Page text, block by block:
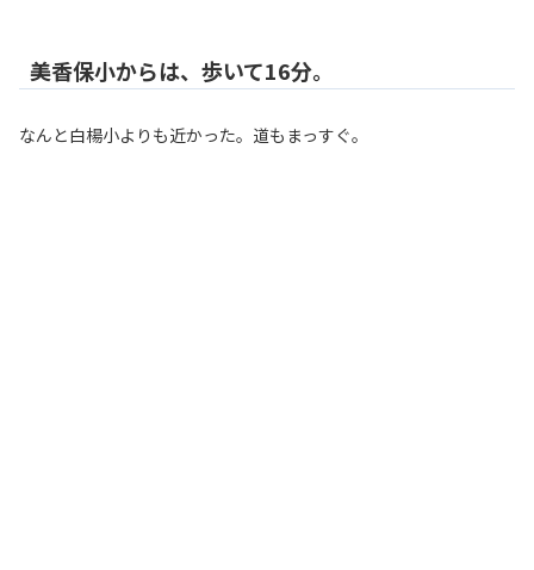
美香保小からは、歩いて16分。
なんと白楊小よりも近かった。道もまっすぐ。